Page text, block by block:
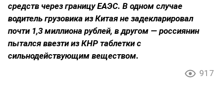
средств через границу ЕАЭС. В одном случае
водитель грузовика из Китая не задекларировал
почти 1,3 миллиона рублей, в другом — россиянин
пытался ввезти из КНР таблетки с
сильнодействующим веществом.
917